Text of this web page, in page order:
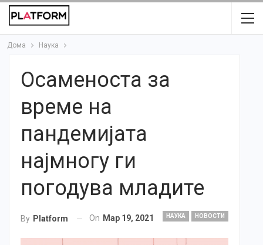
Дома Наука
Осаменоста за
време на
пандемијата
најмногу ги
погодува младите
НАУКА НОВОСТИ
By Platform On Мар 19, 2021